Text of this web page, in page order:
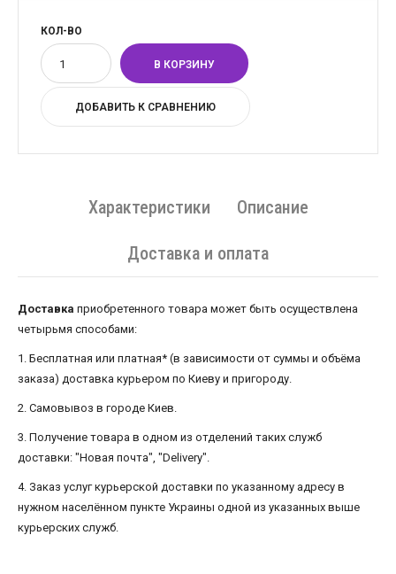
КОЛ-ВО
ДОБАВИТЬ К СРАВНЕНИЮ
Характеристики Описание
Доставка и оплата
Доставка приобретенного товара может быть осуществлена ​​
четырьмя способами:
1. Бесплатная или платная* (в зависимости от суммы и объёма
заказа) доставка курьером по Киеву и пригороду.
2. Самовывоз в городе Киев.
3. Получение товара в одном из отделений таких служб
доставки: "Новая почта", "Delivery".
4. Заказ услуг курьерской доставки по указанному адресу в
нужном населённом пункте Украины одной из указанных выше
курьерских служб.